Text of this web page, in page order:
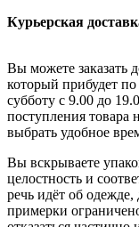
Курьерская
Вы можете заказать
который прибудет
субботу с 9.00 до
поступления товара
выбрать удобное
Вы вскрываете
целостность и
речь идёт об
примерки